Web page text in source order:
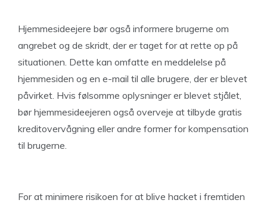
Hjemmesideejere bør også informere brugerne om
angrebet og de skridt, der er taget for at rette op på
situationen. Dette kan omfatte en meddelelse på
hjemmesiden og en e-mail til alle brugere, der er blevet
påvirket. Hvis følsomme oplysninger er blevet stjålet,
bør hjemmesideejeren også overveje at tilbyde gratis
kreditovervågning eller andre former for kompensation
til brugerne.
For at minimere risikoen for at blive hacket i fremtiden